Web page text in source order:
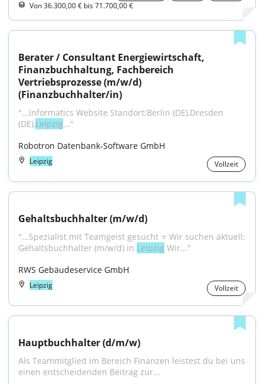
Von 36.300,00 € bis 71.700,00 €
Berater / Consultant Energiewirtschaft,
Finanzbuchhaltung, Fachbereich
Vertriebsprozesse (m/w/d)
(Finanzbuchhalter/in)
"...informatics Website Standort:Berlin (DE),Dresden
(DE),Leipzig..."
Robotron Datenbank-Software GmbH
Leipzig Vollzeit
Gehaltsbuchhalter (m/w/d)
"...Spezialist mit Teamgeist gesucht ⭐ Wir suchen aktuell:
Gehaltsbuchhalter (m/w/d) in Leipzig Wir..."
RWS Gebäudeservice GmbH
Leipzig Vollzeit
Hauptbuchhalter (d/m/w)
Als Teammitglied im Bereich Finanzen leistest du bei uns
einen entscheidenden Beitrag zur...